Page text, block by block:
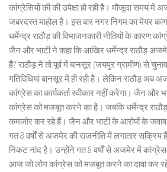
कांग्रेसियों की की उपेक्षा हो रही है। मौजूदा समय
जबरदस्त माहोल है। इस बार नगर निगम का मेयर
धर्मेन्द्र राठौड़ की विभाजनकारी नीतियों के कारण
जैन और भाटी ने कहा कि आखिर धर्मेन्द्र राठौड़
हैै? राठौड़ ने तो पूर्व में बानसूर (जयपुर ग्रामीण) से
गतिविधियां बानसूर में ही रही है। लेकिन राठौड़ अब
कांग्रेस का कार्यकर्ता स्वीकार नहीं करेगा। जैन और
कांग्रेस को मजबूत करने का है। जबकि धर्मेन्द्र
कमजोर कर रहे हैं। जैन और भाटी के आरोपों के जवाब
गत 8 वर्षों से अजमेर की राजनीति में लगातार
निकट नांद है। उन्होंने गत 8 वर्षों से अजमेर में
आज जो लोग कांग्रेस को मजबूत करने का दावा कर